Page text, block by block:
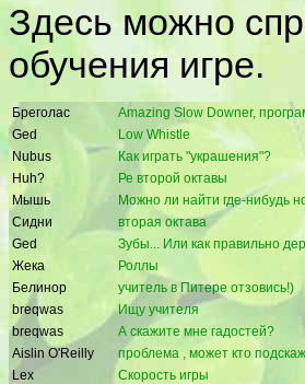
Здесь можно
обучения игре.
Бреголас
Amazing Slow Downer,
Ged
Low Whistle
Nubus
Как играть "украшения"?
Huh?
Ре второй октавы
Мышь
Можно ли найти где-нибудь
Сидни
вторая октава
Ged
Зубы... Или как правильно
Жека
Роллы
Белинор
учитель в Питере отзовись!)
breqwas
Ищу учителя
breqwas
А скажите мне гадостей?
Aislin O'Reilly
проблема , может кто
Lex
Скорость игры